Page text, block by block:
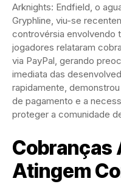
Arknights: Endfield, o
Gryphline, viu-se
controvérsia envolvendo
jogadores relataram
via PayPal, gerando
imediata das
rapidamente,
de pagamento e a
proteger a comunidade
Cobranças
Atingem